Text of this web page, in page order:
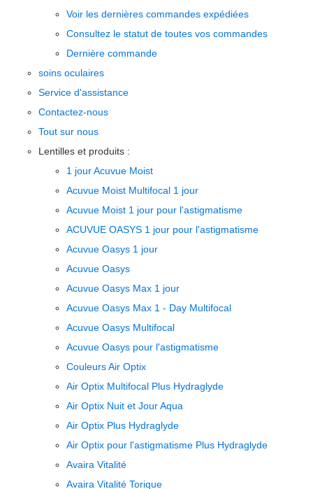
Voir les dernières commandes expédiées
Consultez le statut de toutes vos commandes
Dernière commande
soins oculaires
Service d'assistance
Contactez-nous
Tout sur nous
Lentilles et produits :
1 jour Acuvue Moist
Acuvue Moist Multifocal 1 jour
Acuvue Moist 1 jour pour l'astigmatisme
ACUVUE OASYS 1 jour pour l'astigmatisme
Acuvue Oasys 1 jour
Acuvue Oasys
Acuvue Oasys Max 1 jour
Acuvue Oasys Max 1 - Day Multifocal
Acuvue Oasys Multifocal
Acuvue Oasys pour l'astigmatisme
Couleurs Air Optix
Air Optix Multifocal Plus Hydraglyde
Air Optix Nuit et Jour Aqua
Air Optix Plus Hydraglyde
Air Optix pour l'astigmatisme Plus Hydraglyde
Avaira Vitalité
Avaira Vitalité Torique